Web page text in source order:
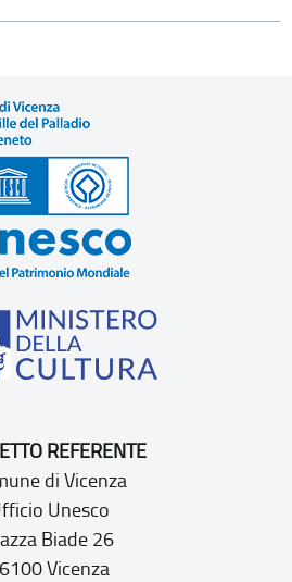
REFERENTE
di Vicenza
Unesco
Biade 26
Vicenza